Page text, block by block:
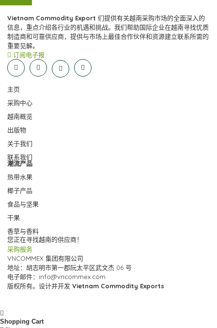
Vietnam Commodity Export 们提供有关越南采购市场的全面深入的
信息，重点介绍各行业的机遇和挑战。我们帮助国际企业在越南寻找优质
制造商和可靠供应商，提供与市场上最佳合作伙伴和资源建立联系所需的
重要见解。
订阅电子报
主页
采购中心
越南概览
出版物
关于我们
联系我们
潮流产品
热带水果
椰子产品
食品与坚果
干果
香草与香料
您正在寻找越南的供应商！
采购服务
VNCOMMEX 集团有限公司
地址：胡志明市第一郡阮太平区武文杰 06 号
电子邮件：info@vncommex.com
版权所有。设计并开发 Vietnam Commodity Exports
Shopping Cart